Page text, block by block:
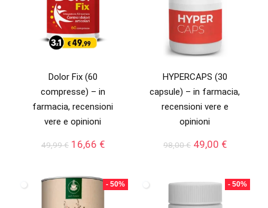
Dolor Fix (60
compresse) – in
farmacia, recensioni
vere e opinioni
49,99€ Il
era:
49,99 €.
16,66 €Il
è:
16,66 €.
HYPERCAPS (30
capsule) – in farmacia,
recensioni vere e
opinioni
98,00€ Il
era:
98,00 €.
49,00 €Il
è:
49,00 €.
- 50% - 50%